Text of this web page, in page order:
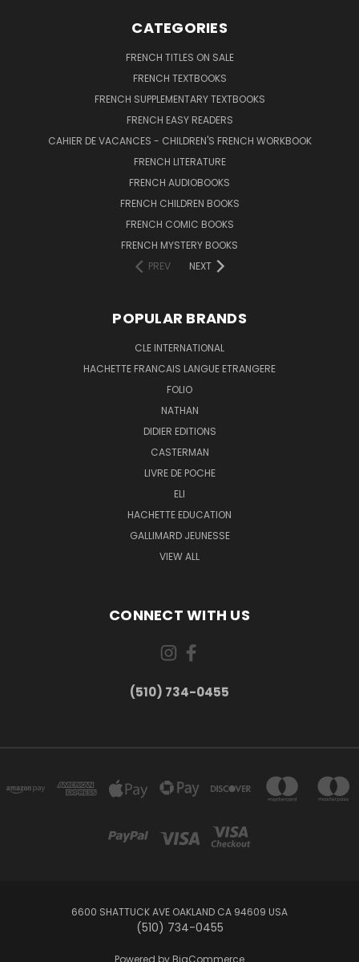
CATEGORIES
FRENCH TITLES ON SALE
FRENCH TEXTBOOKS
FRENCH SUPPLEMENTARY TEXTBOOKS
FRENCH EASY READERS
CAHIER DE VACANCES - CHILDREN'S FRENCH WORKBOOK
FRENCH LITERATURE
FRENCH AUDIOBOOKS
FRENCH CHILDREN BOOKS
FRENCH COMIC BOOKS
FRENCH MYSTERY BOOKS
PREV
NEXT
POPULAR BRANDS
CLE INTERNATIONAL
HACHETTE FRANCAIS LANGUE ETRANGERE
FOLIO
NATHAN
DIDIER EDITIONS
CASTERMAN
LIVRE DE POCHE
ELI
HACHETTE EDUCATION
GALLIMARD JEUNESSE
VIEW ALL
CONNECT WITH US
(510) 734-0455
6600 SHATTUCK AVE OAKLAND CA 94609 USA
(510) 734-0455
Powered by BigCommerce